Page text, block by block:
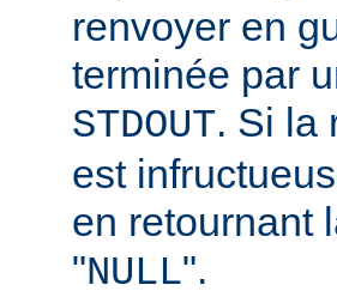
renvoyer en
terminée par
STDOUT. Si la
est
en retournant
"NULL".